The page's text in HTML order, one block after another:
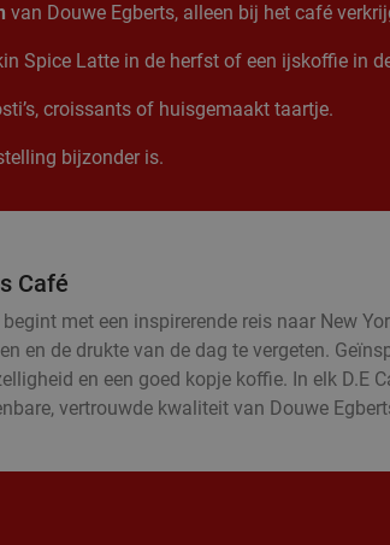
van Douwe Egberts, alleen bij het café
Spice Latte in de herfst of een ijskoffie in
croissants of huisgemaakt taartje.
bijzonder is.
Café
met een inspirerende reis naar New
en de drukte van de dag te vergeten.
en een goed kopje koffie. In elk
vertrouwde kwaliteit van Douwe